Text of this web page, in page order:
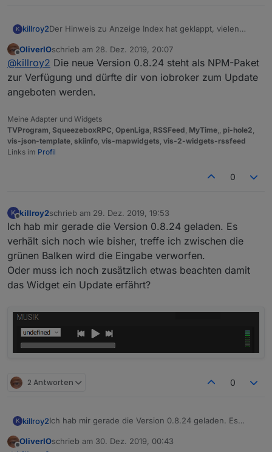
K killroy2Der Hinweis zu Anzeige Index hat geklappt, vielen
Offline
OliverIOschrieb am 28. Dez. 2019, 20:07
zuletzt editiert von
@killroy2 Die neue Version 0.8.24 steht als NPM-Paket
zur Verfügung und dürfte dir von iobroker zum Update
angeboten werden.
Meine Adapter und Widgets
TVProgram, SqueezeboxRPC, OpenLiga, RSSFeed, MyTime,, pi-hole2,
vis-json-template, skiinfo, vis-mapwidgets, vis-2-widgets-rssfeed
Links im Profil
0
K
Offline
killroy2schrieb am 29. Dez. 2019, 19:53
zuletzt editiert von
Ich hab mir gerade die Version 0.8.24 geladen. Es
verhält sich noch wie bisher, treffe ich zwischen die
grünen Balken wird die Eingabe verworfen.
Oder muss ich noch zusätzlich etwas beachten damit
das Widget ein Update erfährt?
2 Antworten 0
K killroy2Ich hab mir gerade die Version 0.8.24 geladen. Es
grünen Balken wird die Eingabe verworfen.
OliverIOschrieb am 30. Dez. 2019, 00:43
zuletzt editiert von